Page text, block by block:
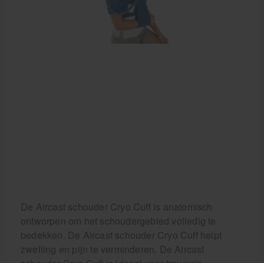
De Aircast schouder Cryo Cuff is anatomisch
ontworpen om het schoudergebied volledig te
bedekken. De Aircast schouder Cryo Cuff helpt
zwelling en pijn te verminderen. De Aircast